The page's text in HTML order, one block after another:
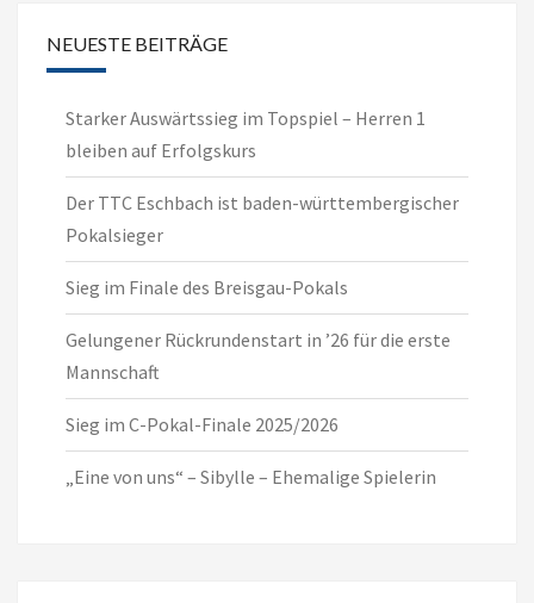
NEUESTE BEITRÄGE
Starker Auswärtssieg im Topspiel – Herren 1
bleiben auf Erfolgskurs
Der TTC Eschbach ist baden-württembergischer
Pokalsieger
Sieg im Finale des Breisgau-Pokals
Gelungener Rückrundenstart in ’26 für die erste
Mannschaft
Sieg im C-Pokal-Finale 2025/2026
„Eine von uns“ – Sibylle – Ehemalige Spielerin